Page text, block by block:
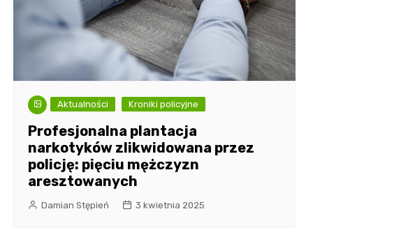
Aktualności Kroniki policyjne
Profesjonalna plantacja
narkotyków zlikwidowana przez
policję: pięciu mężczyzn
aresztowanych
Damian Stępień 3 kwietnia 2025